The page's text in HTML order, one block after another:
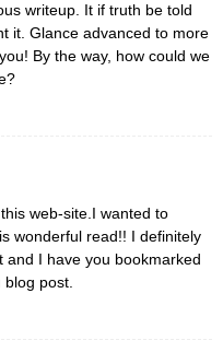
writeup. It if truth be told
it. Glance advanced to more
By the way, how could we
web-site.I wanted to
wonderful read!! I definitely
and I have you bookmarked
post.